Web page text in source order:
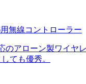
無線コントローラー
のアローン製ワイヤ
ても優秀。